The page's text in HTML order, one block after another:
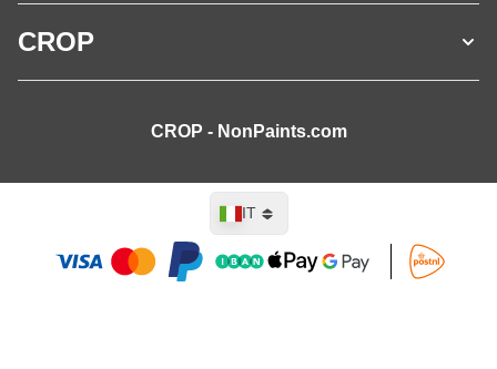
CROP
CROP - NonPaints.com
Lingua
IT